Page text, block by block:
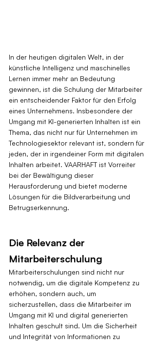
In der heutigen digitalen Welt, in der
künstliche Intelligenz und maschinelles
Lernen immer mehr an Bedeutung
gewinnen, ist die Schulung der Mitarbeiter
ein entscheidender Faktor für den Erfolg
eines Unternehmens. Insbesondere der
Umgang mit KI-generierten Inhalten ist ein
Thema, das nicht nur für Unternehmen im
Technologiesektor relevant ist, sondern für
jeden, der in irgendeiner Form mit digitalen
Inhalten arbeitet. VAARHAFT ist Vorreiter
bei der Bewältigung dieser
Herausforderung und bietet moderne
Lösungen für die Bildverarbeitung und
Betrugserkennung.
Die Relevanz der
Mitarbeiterschulung
Mitarbeiterschulungen sind nicht nur
notwendig, um die digitale Kompetenz zu
erhöhen, sondern auch, um
sicherzustellen, dass die Mitarbeiter im
Umgang mit KI und digital generierten
Inhalten geschult sind. Um die Sicherheit
und Integrität von Informationen zu